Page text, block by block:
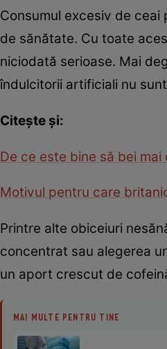
Consumul excesiv de
de sănătate. Cu toate
niciodată serioase. Mai
îndulcitorii artificiali nu
Citeşte şi:
De ce este bine să bei
Motivul pentru care
Printre alte obiceiuri
concentrat sau alegerea
un aport crescut de
MAI MULTE PENTRU TINE